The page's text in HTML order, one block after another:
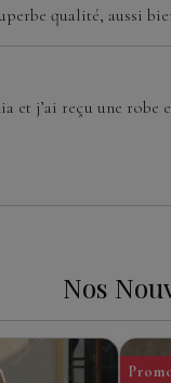
qualité, aussi
et j’ai reçu une robe
Nos